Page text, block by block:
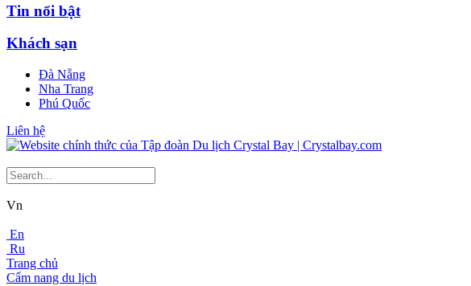
Tin nổi bật
Khách sạn
Đà Nẵng
Nha Trang
Phú Quốc
Liên hệ
Vn
En
Ru
Trang chủ
Cẩm nang du lịch